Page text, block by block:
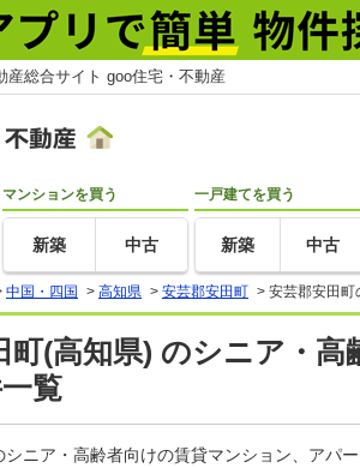
産総合サイト goo住宅・不動産
マンションを買う
新築 中古
一戸建てを買う
新築 中古
中国・四国 > 高知県 > 安芸郡安田町 > 安芸郡安田町
町(高知県) のシニア・
覧
ニア・高齢者向けの賃貸マンション、アパ